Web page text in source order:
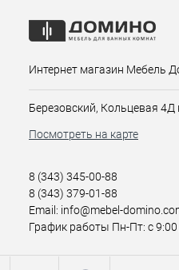
Интернет магазин Мебель
Березовский, Кольцевая 4Д
Посмотреть на карте
8 (343) 345-00-88
8 (343) 379-01-88
Email: info@mebel-
График работы Пн-Пт: с